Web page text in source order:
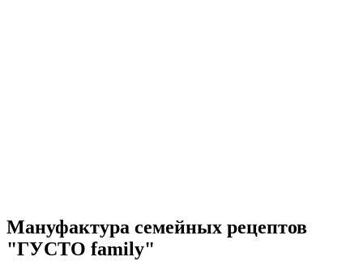
Мануфактура семейных рецептов
"ГУСТО family"